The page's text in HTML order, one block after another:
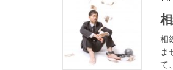
相
ま
て